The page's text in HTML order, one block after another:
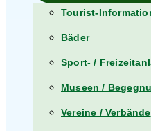
Tourist-
Bäder
Sport- /
Museen /
Vereine / Verbände